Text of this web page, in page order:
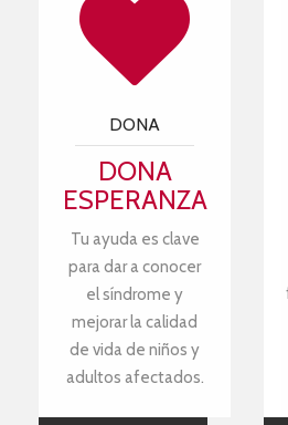
DONA
DONA
ESPERANZA
Tu ayuda es clave
para dar a conocer
el síndrome y
mejorar la calidad
de vida de niños y
adultos afectados.